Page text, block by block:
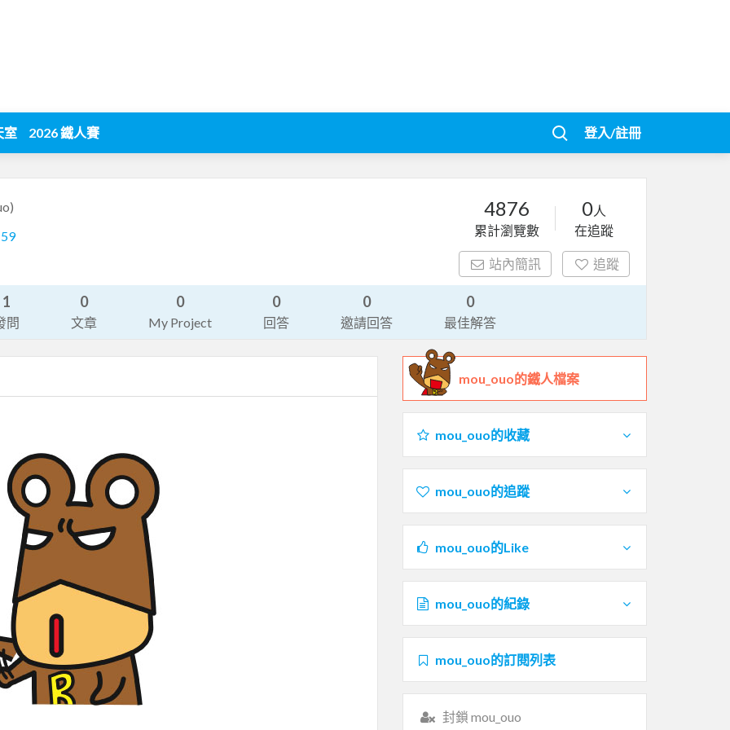
室 2026 鐵人賽 登入/註冊
4876
累計瀏覽數
0人
在追蹤
站內簡訊 追蹤
1
問
0
文章
0
My Project
0
回答
0
邀請回答
0
最佳解答
mou_ouo的鐵人檔案
mou_ouo的收藏
mou_ouo的追蹤
mou_ouo的Like
mou_ouo的紀錄
mou_ouo的訂閱列表
封鎖 mou_ouo